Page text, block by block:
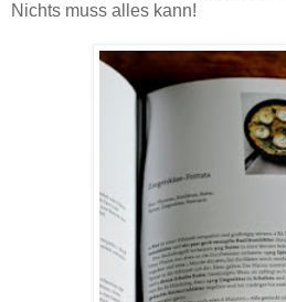
Nichts muss alles kann!